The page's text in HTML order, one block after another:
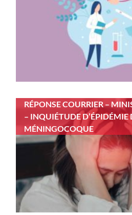
RÉPONSE COURRIER –
– INQUIÉTUDE D’ÉPIDÉMIE
MÉNINGOCOQUE